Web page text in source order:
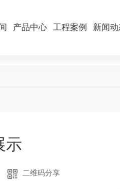
产品中心 工程案例 新闻
示
二维码分享